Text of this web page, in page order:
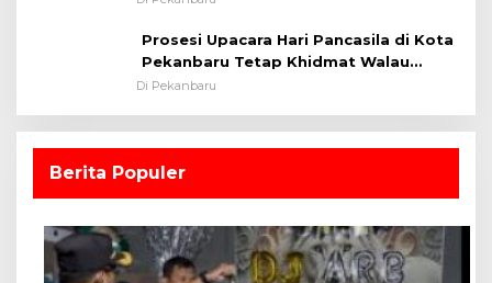
Prosesi Upacara Hari Pancasila di Kota
Pekanbaru Tetap Khidmat Walau
Dalam Ruangan
Di Pekanbaru
Berita Populer